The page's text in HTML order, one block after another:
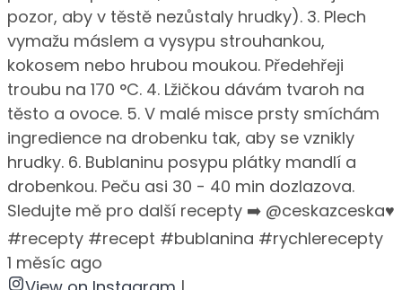
pozor, aby v těstě nezůstaly hrudky). 3. Plech
vymažu máslem a vysypu strouhankou,
kokosem nebo hrubou moukou. Předehřeji
troubu na 170 °C. 4. Lžičkou dávám tvaroh na
těsto a ovoce. 5. V malé misce prsty smíchám
ingredience na drobenku tak, aby se vznikly
hrudky. 6. Bublaninu posypu plátky mandlí a
drobenkou. Peču asi 30 - 40 min dozlazova.
Sledujte mě pro další recepty ➡️ @ceskazceska♥️
#recepty #recept #bublanina #rychlerecepty
1 měsíc ago